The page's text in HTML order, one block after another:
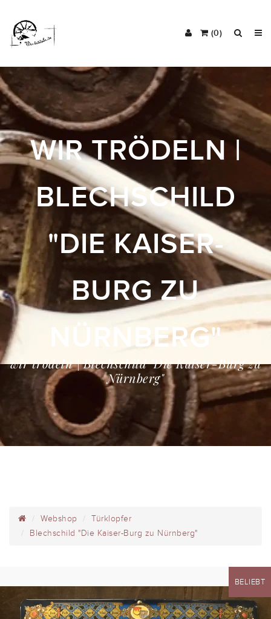
(0)
WIR TRÖDELN |
BLECHSCHILD
"DIE KAISER-
BURG ZU
NÜRNBERG"
wir trödeln | Blechschild "Die Kaiser-Burg zu
Nürnberg"
Webshop
Türklopfer
Blechschild "Die Kaiser-Burg zu Nürnberg"
BELIEBT